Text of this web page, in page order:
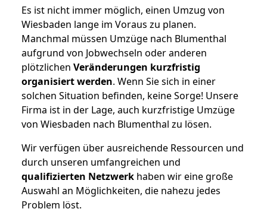
Es ist nicht immer möglich, einen Umzug von
Wiesbaden lange im Voraus zu planen.
Manchmal müssen Umzüge nach Blumenthal
aufgrund von Jobwechseln oder anderen
plötzlichen Veränderungen kurzfristig
organisiert werden. Wenn Sie sich in einer
solchen Situation befinden, keine Sorge! Unsere
Firma ist in der Lage, auch kurzfristige Umzüge
von Wiesbaden nach Blumenthal zu lösen.
Wir verfügen über ausreichende Ressourcen und
durch unseren umfangreichen und
qualifizierten Netzwerk haben wir eine große
Auswahl an Möglichkeiten, die nahezu jedes
Problem löst.